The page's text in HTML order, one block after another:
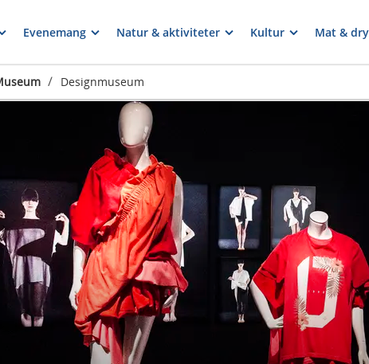
Evenemang Natur & aktiviteter Kultur Mat &
/ Designmuseum